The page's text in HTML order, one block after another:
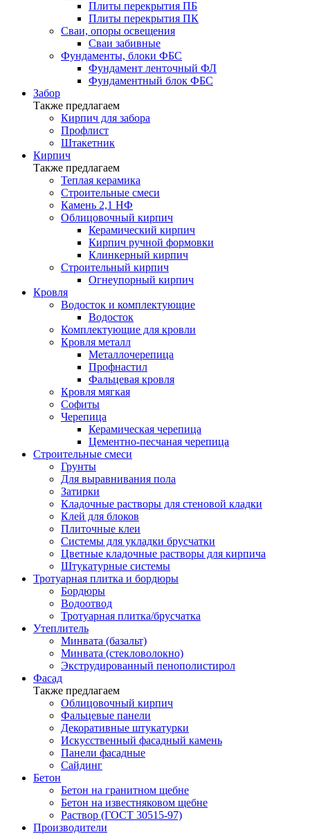
Плиты перекрытия ПБ
Плиты перекрытия ПК
Сваи, опоры освещения
Сваи забивные
Фундаменты, блоки ФБС
Фундамент ленточный ФЛ
Фундаментный блок ФБС
Забор
Также предлагаем
Кирпич для забора
Профлист
Штакетник
Кирпич
Также предлагаем
Теплая керамика
Строительные смеси
Камень 2,1 НФ
Облицовочный кирпич
Керамический кирпич
Кирпич ручной формовки
Клинкерный кирпич
Строительный кирпич
Огнеупорный кирпич
Кровля
Водосток и комплектующие
Водосток
Комплектующие для кровли
Кровля металл
Металлочерепица
Профнастил
Фальцевая кровля
Кровля мягкая
Софиты
Черепица
Керамическая черепица
Цементно-песчаная черепица
Строительные смеси
Грунты
Для выравнивания пола
Затирки
Кладочные растворы для стеновой кладки
Клей для блоков
Плиточные клеи
Системы для укладки брусчатки
Цветные кладочные растворы для кирпича
Штукатурные системы
Тротуарная плитка и бордюры
Бордюры
Водоотвод
Тротуарная плитка/брусчатка
Утеплитель
Минвата (базальт)
Минвата (стекловолокно)
Экструдированный пенополистирол
Фасад
Также предлагаем
Облицовочный кирпич
Фальцевые панели
Декоративные штукатурки
Искусственный фасадный камень
Панели фасадные
Сайдинг
Бетон
Бетон на гранитном щебне
Бетон на известняковом щебне
Раствор (ГОСТ 30515-97)
Производители